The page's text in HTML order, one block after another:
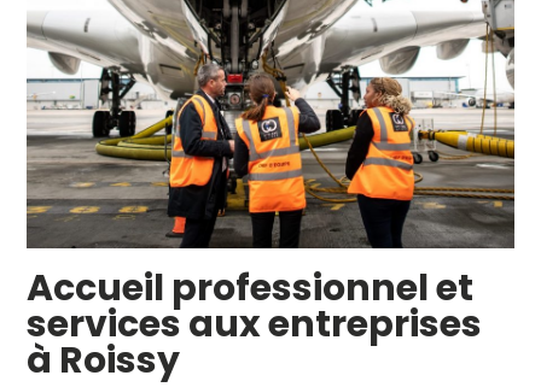
Accueil professionnel et
services aux entreprises
à Roissy